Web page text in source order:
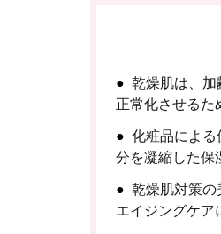
乾燥肌は、加
正常化させるた
化粧品による
分を凝縮した保
乾燥肌対策の
エイジングケア